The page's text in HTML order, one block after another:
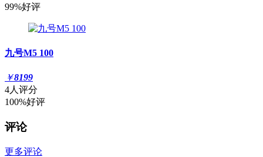
99%好评
九号M5 100
￥8199
4人评分
100%好评
评论
更多评论